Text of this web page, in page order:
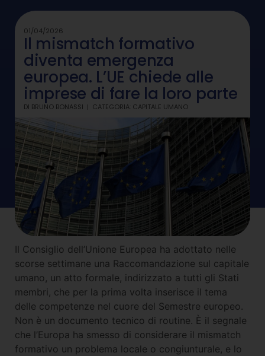
01/04/2026
Il mismatch formativo
diventa emergenza
europea. L’UE chiede alle
imprese di fare la loro parte
DI BRUNO BONASSI CATEGORIA: CAPITALE UMANO
Il Consiglio dell’Unione Europea ha adottato nelle
scorse settimane una Raccomandazione sul capitale
umano, un atto formale, indirizzato a tutti gli Stati
membri, che per la prima volta inserisce il tema
delle competenze nel cuore del Semestre europeo.
Non è un documento tecnico di routine. È il segnale
che l’Europa ha smesso di considerare il mismatch
formativo un problema locale o congiunturale, e lo